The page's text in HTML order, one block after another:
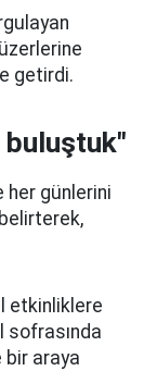
getirdi.
buluştuk"
her günlerini
etkinliklere
sofrasında
araya